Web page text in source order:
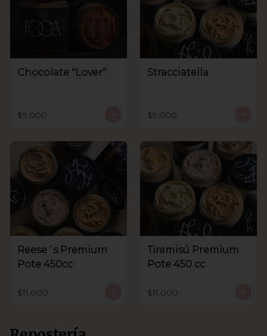
Chocolate "Lover".
$9.000
Stracciatella
$9.000
Reese´s Premium
Pote 450cc
$11.000
Tiramisú Premium
Pote 450 cc
$11.000